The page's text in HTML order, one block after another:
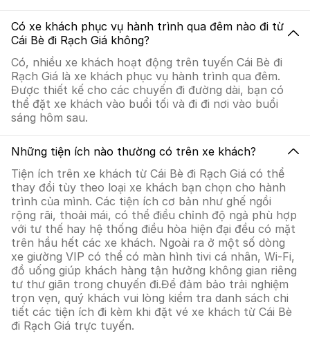
Có xe khách phục vụ hành trình qua đêm nào đi từ
Cái Bè đi Rạch Giá không?
Có, nhiều xe khách hoạt động trên tuyến Cái Bè đi
Rạch Giá là xe khách phục vụ hành trình qua đêm.
Được thiết kế cho các chuyến đi đường dài, bạn có
thể đặt xe khách vào buổi tối và đi đi nơi vào buổi
sáng hôm sau.
Những tiện ích nào thường có trên xe khách?
Tiện ích trên xe khách từ Cái Bè đi Rạch Giá có thể
thay đổi tùy theo loại xe khách bạn chọn cho hành
trình của mình. Các tiện ích cơ bản như ghế ngồi
rộng rãi, thoải mái, có thể điều chỉnh độ ngả phù hợp
với tư thế hay hệ thống điều hòa hiện đại đều có mặt
trên hầu hết các xe khách. Ngoài ra ở một số dòng
xe giường VIP có thể có màn hình tivi cá nhân, Wi-Fi,
đồ uống giúp khách hàng tận hưởng không gian riêng
tư thư giãn trong chuyến đi.Để đảm bảo trải nghiệm
trọn vẹn, quý khách vui lòng kiểm tra danh sách chi
tiết các tiện ích đi kèm khi đặt vé xe khách từ Cái Bè
đi Rạch Giá trực tuyến.